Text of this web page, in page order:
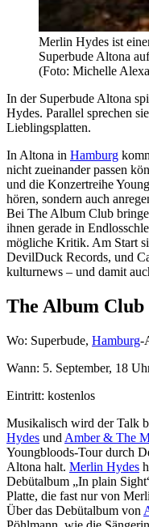
Merlin Hydes ist
Superbude Altona
(Foto: Michelle
In der Superbude Altona
Hydes. Parallel sprechen
Lieblingsplatten.
In Altona in Hamburg
nicht zueinander passen
und die Konzertreihe
hören, sondern auch
Bei The Album Club
ihnen gerade in
mögliche Kritik. Am Start
DevilDuck Records, und
kulturnews – und damit
The Album Club
Wo: Superbude, Hamburg-
Wann: 5. September, 18
Eintritt: kostenlos
Musikalisch wird der Talk
Hydes und Amber & The
Youngbloods-Tour durch
Altona halt. Merlin Hydes
Debütalbum „In plain
Platte, die fast nur von
Über das Debütalbum von